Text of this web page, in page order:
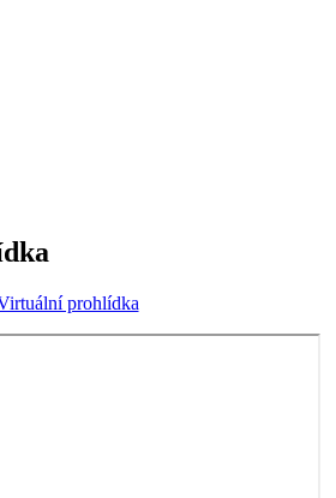
prohlídka